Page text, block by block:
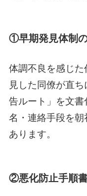
①早期発見体制
体調不良を感じ
見した同僚が直
告ルート」を文
名・連絡手段を
あります。
②悪化防止手順